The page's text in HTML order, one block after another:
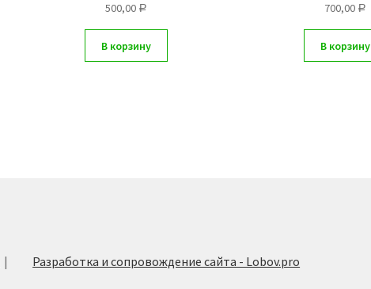
500,00 Р
В корзину
700,00 Р
В корзину
Разработка и сопровождение сайта - Lobov.pro